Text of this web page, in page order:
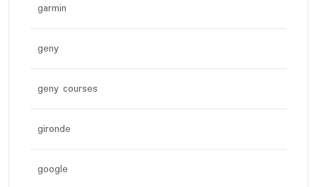
garmin
geny
geny courses
gironde
google